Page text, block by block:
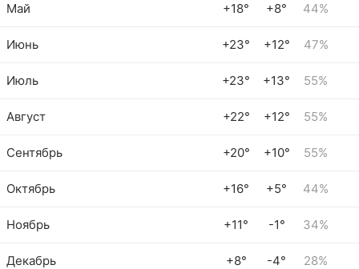
Май +18° +8° 44%
Июнь +23° +12° 47%
Июль +23° +13° 55%
Август +22° +12° 55%
Сентябрь +20° +10° 55%
Октябрь +16° +5° 44%
Ноябрь +11° -1° 34%
Декабрь +8° -4° 28%